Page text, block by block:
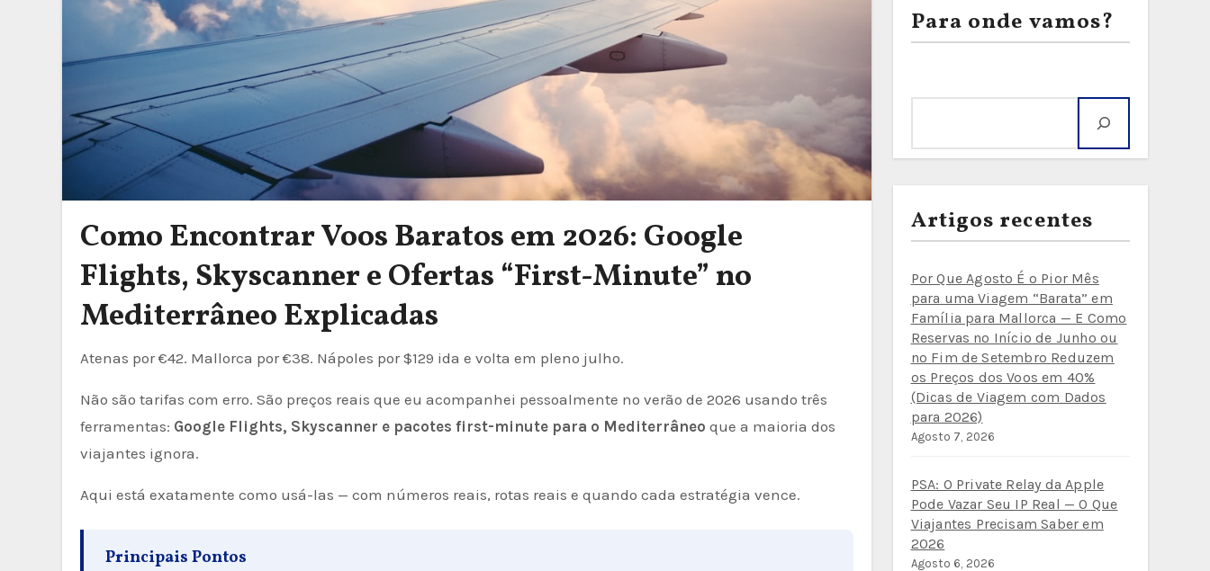
Como Encontrar Voos Baratos em 2026: Google
Flights, Skyscanner e Ofertas “First-Minute” no
Mediterrâneo Explicadas
Atenas por €42. Mallorca por €38. Nápoles por $129 ida e volta em pleno julho.
Não são tarifas com erro. São preços reais que eu acompanhei pessoalmente no verão de 2026 usando três
ferramentas: Google Flights, Skyscanner e pacotes first-minute para o Mediterrâneo que a maioria dos
viajantes ignora.
Aqui está exatamente como usá-las — com números reais, rotas reais e quando cada estratégia vence.
Principais Pontos
Para onde vamos?
Artigos recentes
Por Que Agosto É o Pior Mês
para uma Viagem “Barata” em
Família para Mallorca — E Como
Reservas no Início de Junho ou
no Fim de Setembro Reduzem
os Preços dos Voos em 40%
(Dicas de Viagem com Dados
para 2026)
Agosto 7, 2026
PSA: O Private Relay da Apple
Pode Vazar Seu IP Real — O Que
Viajantes Precisam Saber em
2026
Agosto 6, 2026